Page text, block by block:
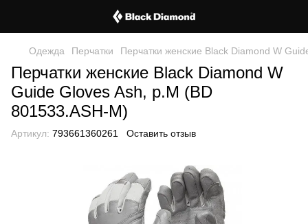
Одежда Перчатки Перчатки женские Black Diamond W
Перчатки женские Black Diamond W
Guide Gloves Ash, р.M (BD
801533.ASH-M)
Артикул: 793661360261 Оставить отзыв